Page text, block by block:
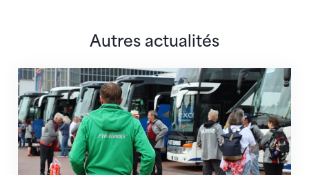
Autres actualités
Twerenbold devient le partenaire officiel de la FSG